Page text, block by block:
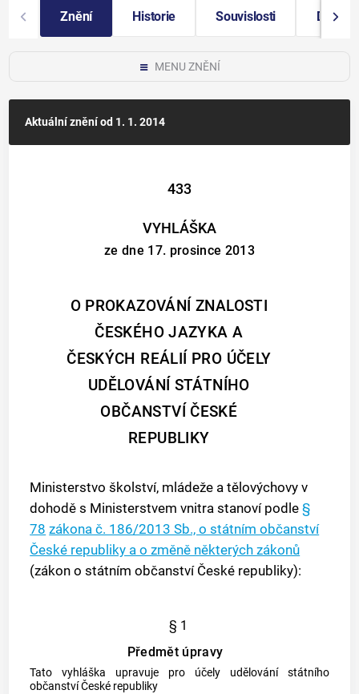
Znění Historie Souvislosti Další
MENU ZNĚNÍ
Aktuální zněníod 1. 1. 2014
433
VYHLÁŠKA
ze dne 17. prosince 2013
O PROKAZOVÁNÍ ZNALOSTI
ČESKÉHO JAZYKA A
ČESKÝCH REÁLIÍ PRO ÚČELY
UDĚLOVÁNÍ STÁTNÍHO
OBČANSTVÍ ČESKÉ
REPUBLIKY
Ministerstvo školství, mládeže a tělovýchovy v
dohodě s Ministerstvem vnitra stanoví podle§
78 zákona č. 186/2013 Sb., o státním občanství
České republiky a o změně některých zákonů
(zákon o státním občanství České republiky):
§ 1
Předmět úpravy
Tato vyhláška upravuje pro účely udělování státního
občanství České republiky